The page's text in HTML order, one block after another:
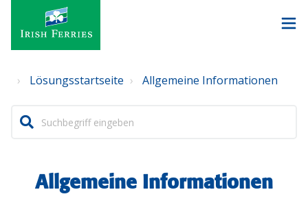
Lösungsstartseite Allgemeine Informationen
Allgemeine Informationen